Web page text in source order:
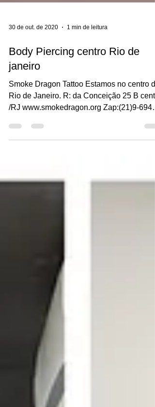
30 de out. de 2020 1 min de leitura
Body Piercing centro Rio de
janeiro
Smoke Dragon Tattoo Estamos no centro
/RJ www.smokedragon.org Zap:(21)9-6948-
0570...